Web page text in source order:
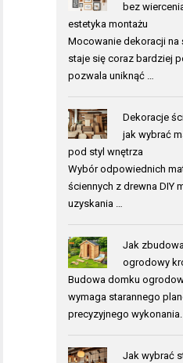
bez
estetyka montażu
Mocowanie dekoracji na
staje się coraz bardziej
pozwala uniknąć …
Dekoracje
jak wybrać
pod styl wnętrza
Wybór odpowiednich
ściennych z drewna DIY
uzyskania …
Jak
ogrodowy
Budowa domku
wymaga starannego
precyzyjnego
Jak wybrać